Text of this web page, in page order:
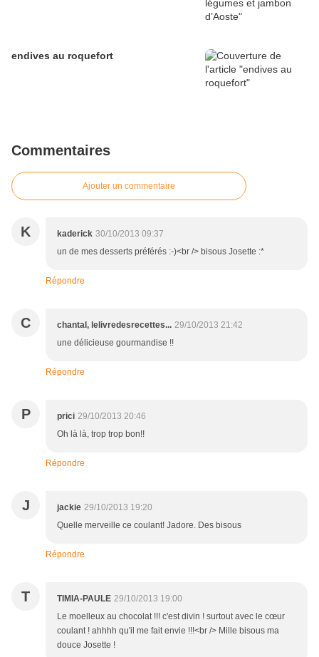
endives au roquefort
Commentaires
Ajouter un commentaire
K kaderick 30/10/2013 09:37
un de mes desserts préférés :-)<br /> bisous Josette :*
Répondre
C chantal, lelivredesrecettes... 29/10/2013 21:42
une délicieuse gourmandise !!
Répondre
P prici 29/10/2013 20:46
Oh là là, trop trop bon!!
Répondre
J jackie 29/10/2013 19:20
Quelle merveille ce coulant! Jadore. Des bisous
Répondre
T TIMIA-PAULE 29/10/2013 19:00
Le moelleux au chocolat !!! c'est divin ! surtout avec le cœur
coulant ! ahhhh qu'il me fait envie !!!<br /> Mille bisous ma
douce Josette !